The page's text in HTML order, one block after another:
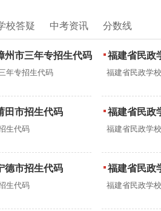
校答疑 中考资讯 分数线
州市三年专招生代码
年专招生代码
福建省民政
福建省民政学
田市招生代码
生代码
福建省民政
福建省民政学
德市招生代码
生代码
福建省民政
福建省民政学